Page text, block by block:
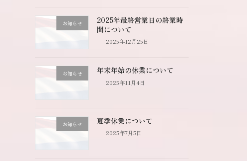
お知らせ
2025年最終営業日の終業時
間について
2025年12月25日
お知らせ 年末年始の休業について
2025年11月4日
お知らせ 夏季休業について
2025年7月5日